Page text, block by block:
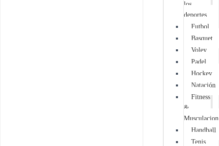
los
deportes
Futbol
Basquet
Voley
Padel
Hockey
Natación
Fitness
&
Musculacion
Handball
Tenis